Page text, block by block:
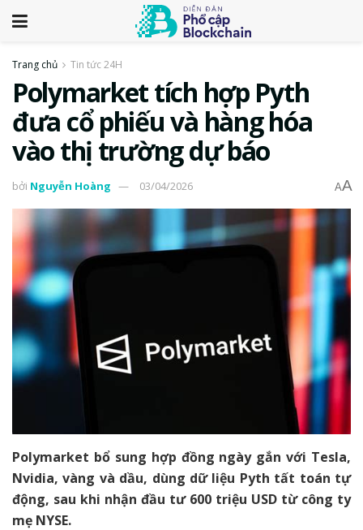
Trang chủ Tin tức 24H
Polymarket tích hợp Pyth
đưa cổ phiếu và hàng hóa
vào thị trường dự báo
bởi Nguyễn Hoàng 03/04/2026 AA
Polymarket bổ sung hợp đồng ngày gắn với Tesla,
Nvidia, vàng và dầu, dùng dữ liệu Pyth tất toán tự
động, sau khi nhận đầu tư 600 triệu USD từ công ty
mẹ NYSE.